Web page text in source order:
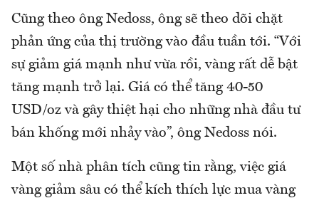
Cũng theo ông Nedoss, ông sẽ theo dõi chặt
phản ứng của thị trường vào đầu tuần tới. “Với
sự giảm giá mạnh như vừa rồi, vàng rất dễ bật
tăng mạnh trở lại. Giá có thể tăng 40-50
USD/oz và gây thiệt hại cho những nhà đầu tư
bán khống mới nhảy vào”, ông Nedoss nói.
Một số nhà phân tích cũng tin rằng, việc giá
vàng giảm sâu có thể kích thích lực mua vàng